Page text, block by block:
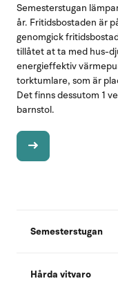
Semesterstugan
år. Fritidsbostaden är
genomgick
tillåtet at ta med hus-
energieffektiv
torktumlare, som är
Det finns dessutom 1
barnstol.
Semesterstugan
Hårda vitvaro